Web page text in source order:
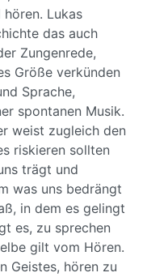
Lukas
das auch
Zungenrede,
Größe verkünden
Sprache,
spontanen Musik.
weist zugleich den
riskieren sollten
trägt und
was uns bedrängt
in dem es gelingt
es, zu sprechen
gilt vom Hören.
Geistes, hören zu